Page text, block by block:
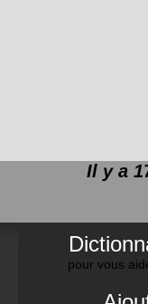
Il y a
pour vous